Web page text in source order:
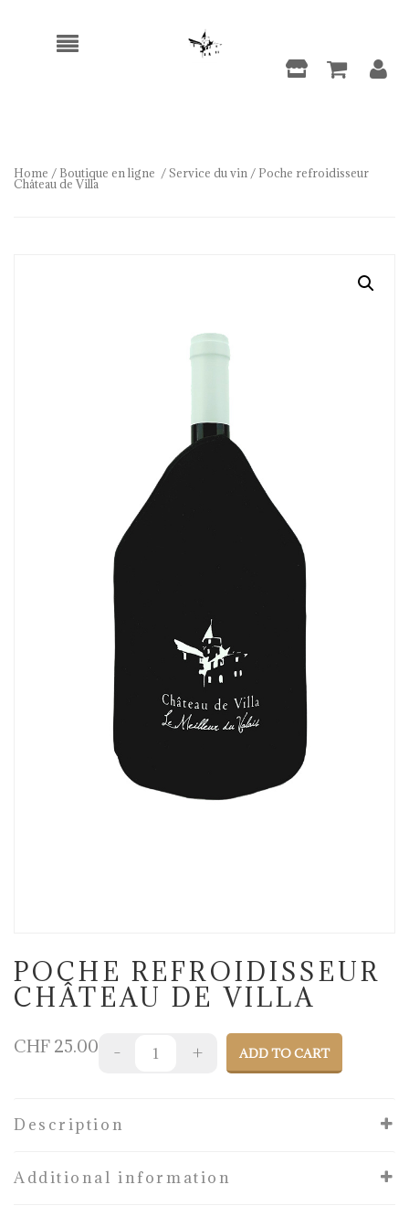
Home / Boutique en ligne /Service du vin / Poche refroidisseur
Château de Villa
POCHE REFROIDISSEUR
CHÂTEAU DE VILLA
CHF 25.00 ADD TO CART
Description
Additional information